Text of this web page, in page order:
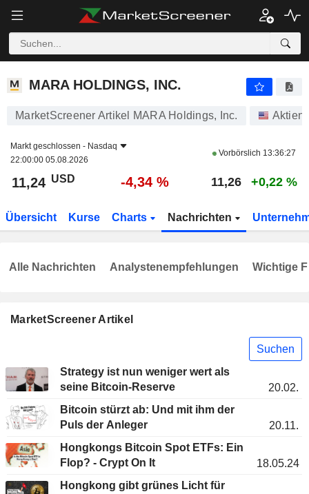
MARA HOLDINGS, INC.
MARA HOLDINGS, INC.
MarketScreener Artikel MARA Holdings, Inc. Aktien
Markt geschlossen - Nasdaq
22:00:00 05.08.2026
Vorbörslich 13:36:27
11,24 USD -4,34 % 11,26 +0,22 %
Übersicht Kurse Charts Nachrichten
MarketScreener Artikel
Suchen
Strategy ist nun weniger wert als
seine Bitcoin-Reserve
20.02.
Bitcoin stürzt ab: Und mit ihm der
Puls der Anleger
20.11.
Hongkongs Bitcoin Spot ETFs: Ein
Flop? - Crypt On It
18.05.24
Hongkong gibt grünes Licht für
Alle Nachrichten Analystenempfehlungen Wichtige